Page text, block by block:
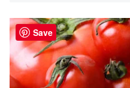
Save